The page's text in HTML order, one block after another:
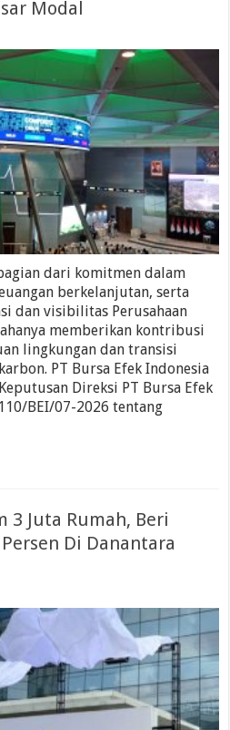
Modal
dari komitmen dalam
berkelanjutan, serta
dan visibilitas Perusahaan
memberikan kontribusi
lingkungan dan transisi
PT Bursa Efek Indonesia
Direksi PT Bursa Efek
BEI/07-2026 tentang
3 Juta Rumah, Beri
Di Danantara